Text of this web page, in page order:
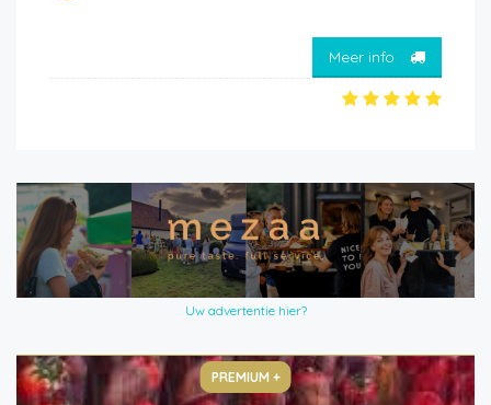
Meer info
Uw advertentie hier?
PREMIUM +